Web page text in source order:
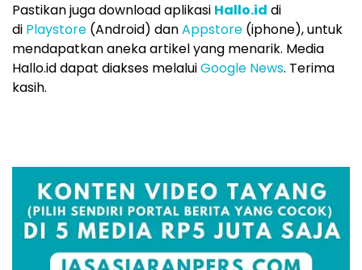
Pastikan juga download aplikasi Hallo.id di
di Playstore (Android) danAppstore (iphone), untuk
mendapatkan aneka artikel yang menarik. Media
Hallo.id dapat diakses melaluiGoogle News. Terima
kasih.